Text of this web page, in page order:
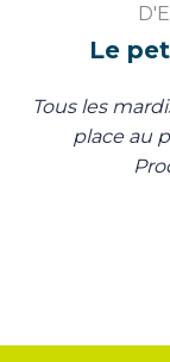
Le
Tous les
place au